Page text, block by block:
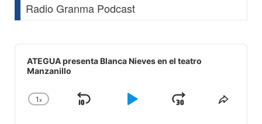
Radio Granma Podcast
Audio
Player
ATEGUA presenta Blanca Nieves en el teatro
Manzanillo
Change
1x
Skip
Play
JumpShare